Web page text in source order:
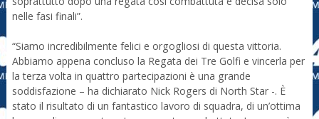
nelle fasi finali”.
“Siamo incredibilmente felici e orgogliosi di questa vittoria.
Abbiamo appena concluso la Regata dei Tre Golfi e vincerla per
la terza volta in quattro partecipazioni è una grande
soddisfazione – ha dichiarato Nick Rogers di North Star -. È
stato il risultato di un fantastico lavoro di squadra, di un’ottima